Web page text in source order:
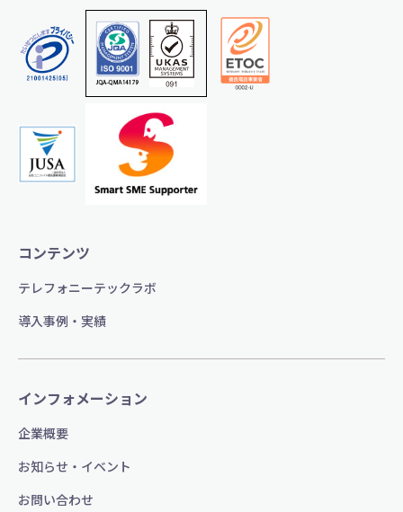
コンテンツ
テレフォニーテックラボ
導入事例・実績
インフォメーション
企業概要
お知らせ・イベント
お問い合わせ